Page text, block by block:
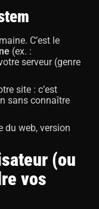
C’est le
(ex. :
serveur (genre
site : c’est
sans connaître
du web, version
(ou
vos